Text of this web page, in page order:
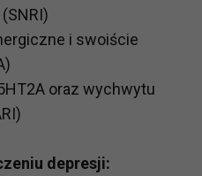
i swoiście
oraz wychwytu
depresji: